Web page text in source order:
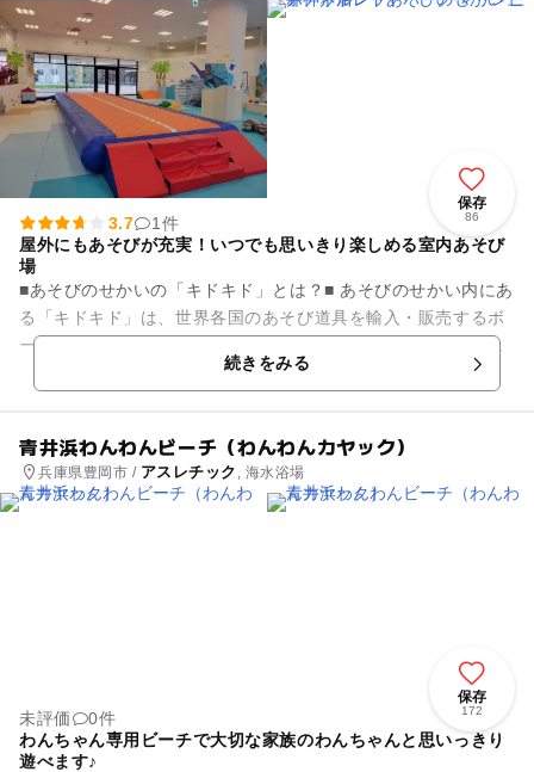
保存
86
3.7
1件
屋外にもあそびが充実！いつでも思いきり楽しめる室内あそび
場
■あそびのせかいの「キドキド」とは？■ あそびのせかい内にあ
る「キドキド」は、世界各国のあそび道具を輸入・販売するボ
ーネルンドが開発した親子で過ごすあそび場です。場内には、
続きをみる
青井浜わんわんビーチ（わんわんカヤック）
兵庫県豊岡市 / アスレチック , 海水浴場
保存
172
未評価
0件
わんちゃん専用ビーチで大切な家族のわんちゃんと思いっきり
遊べます♪